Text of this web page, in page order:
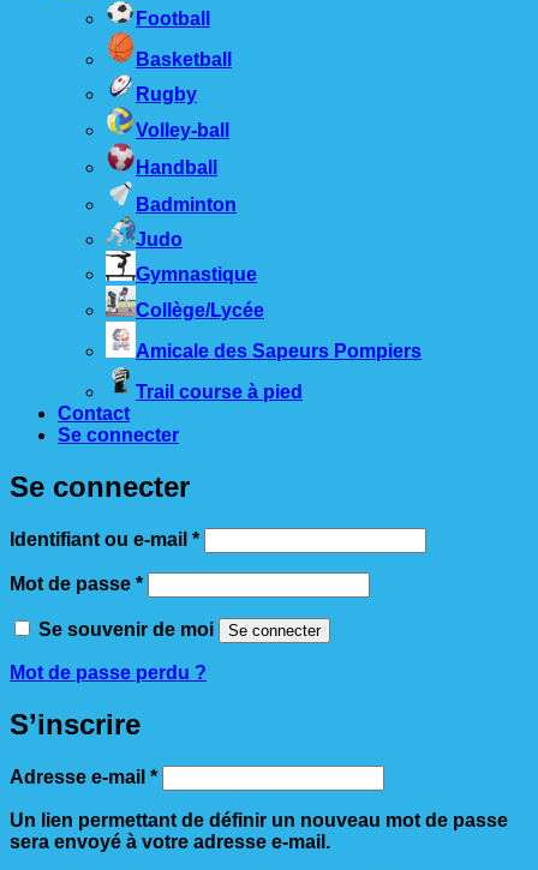
Football
Basketball
Rugby
Volley-ball
Handball
Badminton
Judo
Gymnastique
Collège/Lycée
Amicale des Sapeurs Pompiers
Trail course à pied
Contact
Se connecter
Se connecter
Identifiant ou e-mail *Obligatoire
Mot de passe *Obligatoire
Se souvenir de moi Se connecter
Mot de passe perdu ?
S’inscrire
Adresse e-mail *Obligatoire
Un lien permettant de définir un nouveau mot de passe
sera envoyé à votre adresse e-mail.